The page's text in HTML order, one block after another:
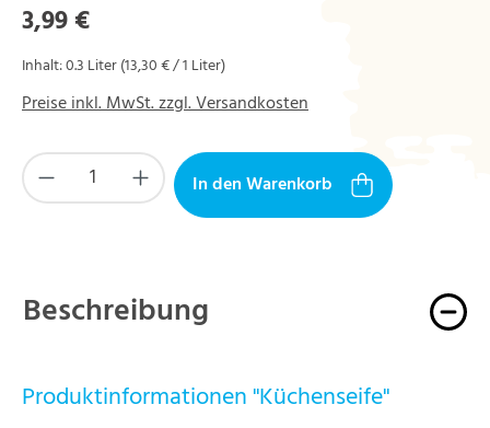
Regulärer Preis:
3,99 €
Inhalt:0.3 Liter(13,30 € / 1 Liter)
Preise inkl. MwSt. zzgl. Versandkosten
Produkt Anzahl: Gib den gewünschten Wert
In den Warenkorb
Beschreibung
Produktinformationen "Küchenseife"